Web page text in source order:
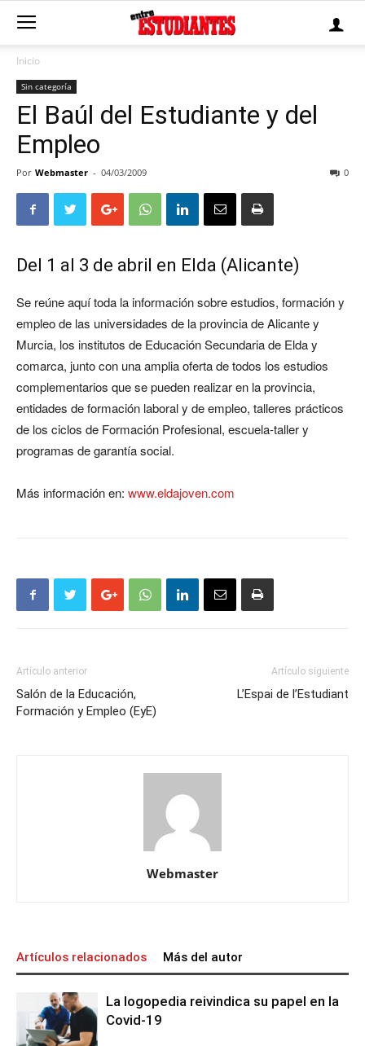
Inicio
Sin categoría
El Baúl del Estudiante y del
Empleo
Por Webmaster - 04/03/2009 0
Del 1 al 3 de abril en Elda (Alicante)
Se reúne aquí toda la información sobre estudios, formación y
empleo de las universidades de la provincia de Alicante y
Murcia, los institutos de Educación Secundaria de Elda y
comarca, junto con una amplia oferta de todos los estudios
complementarios que se pueden realizar en la provincia,
entidades de formación laboral y de empleo, talleres prácticos
de los ciclos de Formación Profesional, escuela-taller y
programas de garantía social.
Más información en: www.eldajoven.com
Artículo anterior
Salón de la Educación,
Formación y Empleo (EyE)
Artículo siguiente
L’Espai de l’Estudiant
Webmaster
Artículos relacionados Más del autor
La logopedia reivindica su papel en la
Covid-19